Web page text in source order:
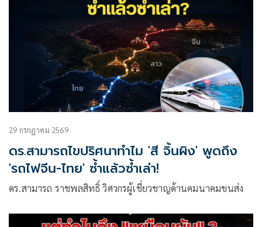
29 กรกฎาคม 2569
ดร.สามารถไขปริศนาทำไม 'สี จิ้นผิง' พูดถึง
'รถไฟจีน-ไทย' ซ้ำแล้วซ้ำเล่า!
ดร.สามารถ ราชพลสิทธิ์ วิศวกรผู้เชี่ยวชาญด้านคมนาคมขนส่ง